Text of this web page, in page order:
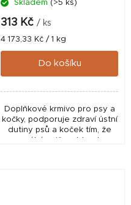
Skladem (>5 ks)
313 Kč / ks
Měrná
cena:
4 173,33 Kč / 1 kg
Do košíku
Doplňkové krmivo pro psy a
kočky, podporuje zdraví ústní
dutiny psů a koček tím, že